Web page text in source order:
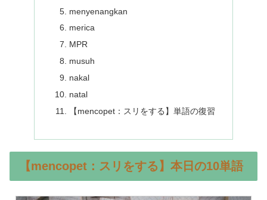
menyenangkan
merica
MPR
musuh
nakal
natal
【mencopet：スリをする】単語の復習
【mencopet：スリをする】本日の10単語